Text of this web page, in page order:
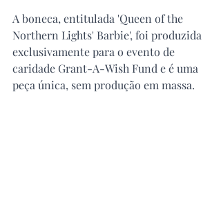
A boneca, entitulada 'Queen of the
Northern Lights' Barbie', foi produzida
exclusivamente para o evento de
caridade Grant-A-Wish Fund e é uma
peça única, sem produção em massa.